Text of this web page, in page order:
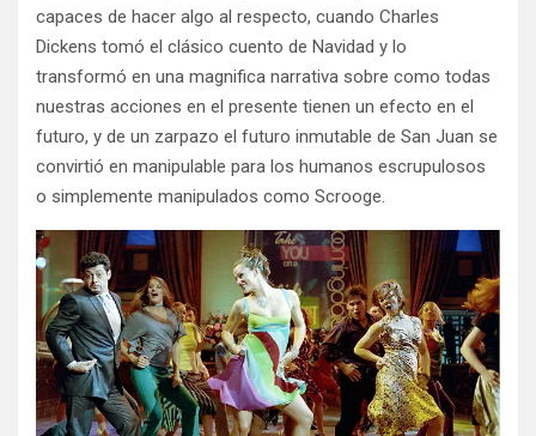
capaces de hacer algo al respecto, cuando Charles
Dickens tomó el clásico cuento de Navidad y lo
transformó en una magnifica narrativa sobre como todas
nuestras acciones en el presente tienen un efecto en el
futuro, y de un zarpazo el futuro inmutable de San Juan se
convirtió en manipulable para los humanos escrupulosos
o simplemente manipulados como Scrooge.